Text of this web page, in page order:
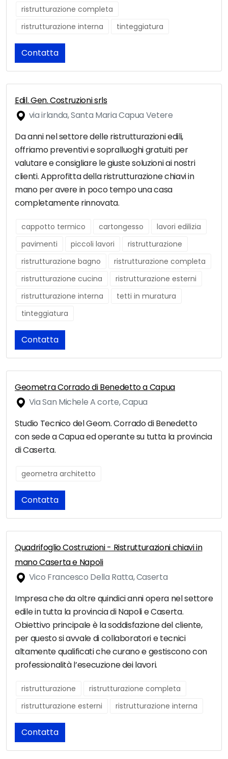
ristrutturazione completa
ristrutturazione interna
tinteggiatura
Contatta
Edil. Gen. Costruzioni srls
via irlanda, Santa Maria Capua Vetere
Da anni nel settore delle ristrutturazioni edili,
offriamo preventivi e sopralluoghi gratuiti per
valutare e consigliare le giuste soluzioni ai nostri
clienti. Approfitta della ristrutturazione chiavi in
mano per avere in poco tempo una casa
completamente rinnovata.
cappotto termico cartongesso
lavori edilizia
pavimenti
piccoli lavori
ristrutturazione
ristrutturazione bagno
ristrutturazione completa
ristrutturazione cucina
ristrutturazione esterni
ristrutturazione interna
tetti in muratura
tinteggiatura
Contatta
Geometra Corrado di Benedetto a Capua
Via San Michele A corte, Capua
Studio Tecnico del Geom. Corrado di Benedetto
con sede a Capua ed operante su tutta la provincia
di Caserta.
geometra architetto
Contatta
Quadrifoglio Costruzioni - Ristrutturazioni chiavi in
mano Caserta e Napoli
Vico Francesco Della Ratta, Caserta
Impresa che da oltre quindici anni opera nel settore
edile in tutta la provincia di Napoli e Caserta.
Obiettivo principale è la soddisfazione del cliente,
per questo si avvale di collaboratori e tecnici
altamente qualificati che curano e gestiscono con
professionalità l’esecuzione dei lavori.
ristrutturazione
ristrutturazione completa
ristrutturazione esterni
ristrutturazione interna
Contatta